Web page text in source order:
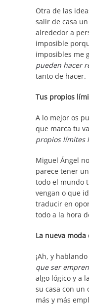
Otra de las
salir de casa
alrededor a
imposible
imposibles me
pueden hacer
tanto de hacer.
Tus propios
A lo mejor os
que marca tu
propios límites
Miguel Ángel
parece tener
todo el mundo
vengan o que
traducir en
todo a la hora
La nueva
¡Ah, y
que ser
algo lógico y a
su casa con un
más y más